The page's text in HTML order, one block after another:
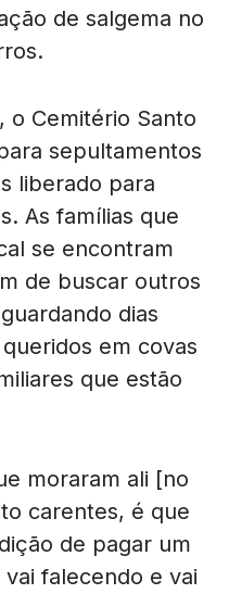
de salgema no
o Cemitério Santo
sepultamentos
liberado para
As famílias que
se encontram
de buscar outros
dias
em covas
que estão
moraram ali [no
carentes, é que
de pagar um
falecendo e vai